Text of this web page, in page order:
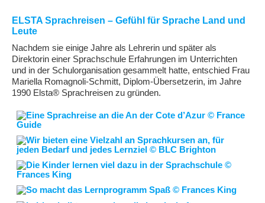
ELSTA Sprachreisen – Gefühl für Sprache Land und
Leute
Nachdem sie einige Jahre als Lehrerin und später als
Direktorin einer Sprachschule Erfahrungen im Unterrichten
und in der Schulorganisation gesammelt hatte, entschied Frau
Mariella Romagnoli-Schmitt, Diplom-Übersetzerin, im Jahre
1990 Elsta® Sprachreisen zu gründen.